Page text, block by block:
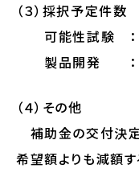
（３）採択予定件数
可能性試験
製品開発 ：
（４）その他
補助金の交付決定
希望額よりも減額す